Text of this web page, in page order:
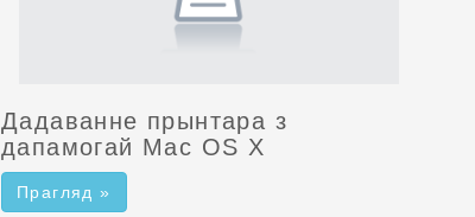
Дадаванне прынтара з
дапамогай Mac OS X
Прагляд »